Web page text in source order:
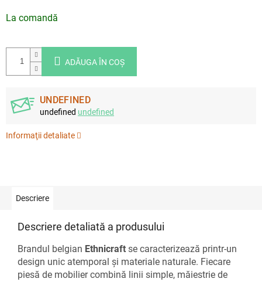
preţ:
La comandă
ADĂUGA ÎN COŞ
UNDEFINED
undefined undefined
Informaţii detaliate
Descriere
Descriere detaliată a produsului
Brandul belgian Ethnicraft se caracterizează printr-un
design unic atemporal și materiale naturale. Fiecare
piesă de mobilier combină linii simple, măiestrie de